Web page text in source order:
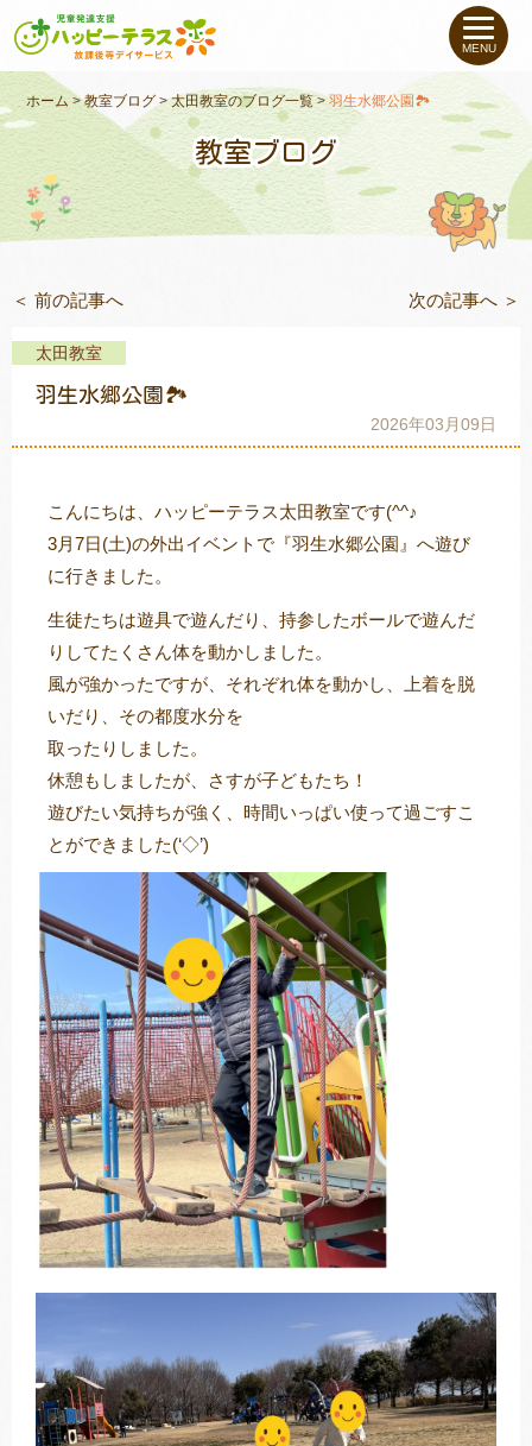
私たちについて
未就学のお子さま（０〜６才）
小学生〜高校生のお子さま
支援事例
教室一覧
MENU
ホーム >教室ブログ>太田教室のブログ一覧>羽生水郷公園🏞
教室ブログ
＜ 前の記事へ 次の記事へ ＞
太田教室
羽生水郷公園🏞
2026年03月09日
こんにちは、ハッピーテラス太田教室です(^^♪
3月7日(土)の外出イベントで『羽生水郷公園』へ遊び
に行きました。
生徒たちは遊具で遊んだり、持参したボールで遊んだ
りしてたくさん体を動かしました。
風が強かったですが、それぞれ体を動かし、上着を脱
いだり、その都度水分を
取ったりしました。
休憩もしましたが、さすが子どもたち！
遊びたい気持ちが強く、時間いっぱい使って過ごすこ
とができました(‘◇’)ゞ